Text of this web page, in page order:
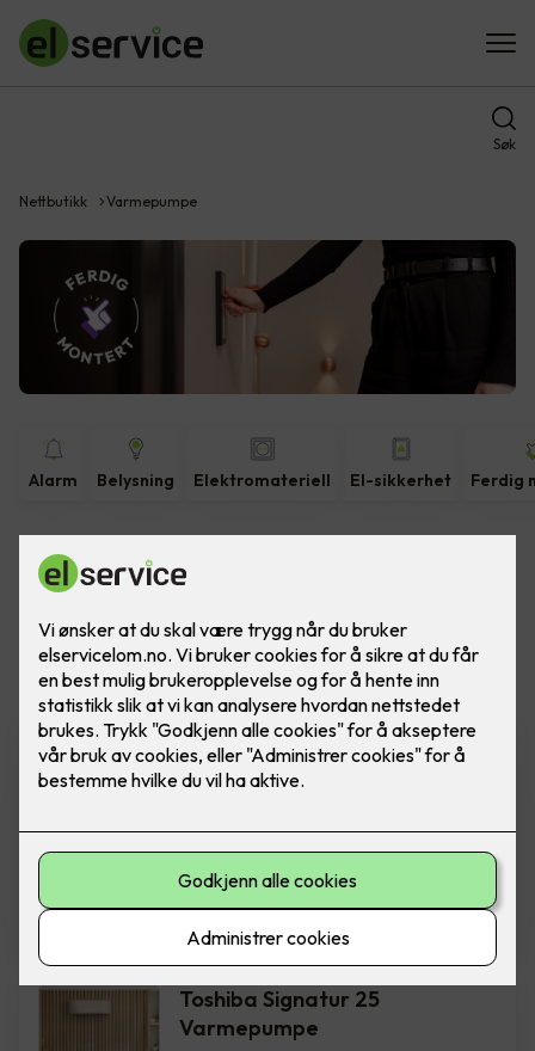
Søk
Nettbutikk Varmepumpe
Alarm Belysning Elektromateriell El-sikkerhet Ferdig
Vis flerefiltre
Samsung Nordic Geo
WindFree™️ Varmepumpe
behagelig temperatur uten direkte
modeller: 9 og 12.
NOK 27,900-NOK 29,900
Toshiba Signatur 25
Varmepumpe